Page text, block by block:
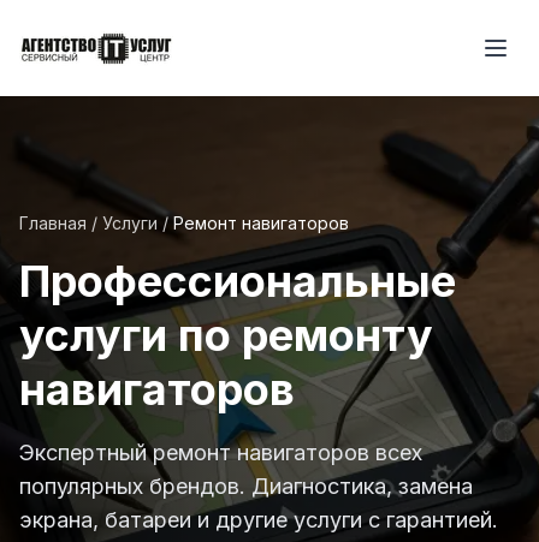
Главная / Услуги / Ремонт навигаторов
Профессиональные
услуги по ремонту
навигаторов
Экспертный ремонт навигаторов всех
популярных брендов. Диагностика, замена
экрана, батареи и другие услуги с гарантией.